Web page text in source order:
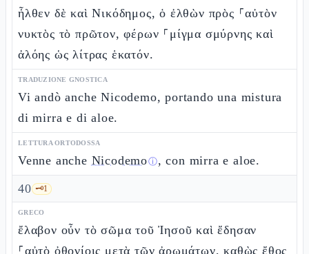
ἦλθεν δὲ καὶ Νικόδημος, ὁ ἐλθὼν πρὸς ⸀αὐτὸν
νυκτὸς τὸ πρῶτον, φέρων ⸀μίγμα σμύρνης καὶ
ἀλόης ὡς λίτρας ἑκατόν.
TRADUZIONE GNOSTICA
Vi andò anche Nicodemo, portando una mistura
di mirra e di aloe.
LETTURA ORTODOSSA
Venne anche Nicodemoⓘ, con mirra e aloe.
40 🗝️1
GRECO
ἔλαβον οὖν τὸ σῶμα τοῦ Ἰησοῦ καὶ ἔδησαν
⸀αὐτὸ ὀθονίοις μετὰ τῶν ἀρωμάτων, καθὼς ἔθος